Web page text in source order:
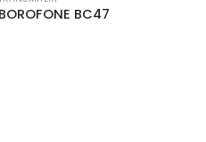
BC47